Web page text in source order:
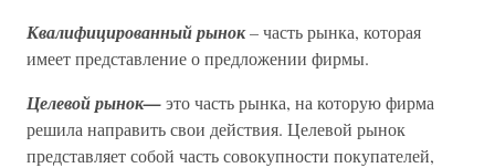
Квалифицированный рынок–часть рынка, которая
имеет представление о предложении фирмы.
Целевой рынок—это часть рынка, на которую фирма
решила направить свои действия. Целевой рынок
представляет собой часть совокупности покупателей,